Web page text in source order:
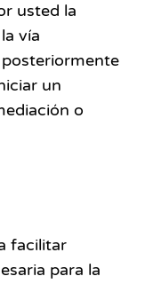
usted la
vía
un
o
facilitar
para la